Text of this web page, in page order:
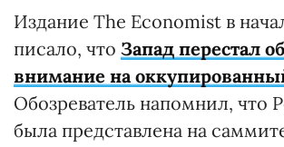
Издание The Economist в
писало, что Запад перестал
внимание на
Обозреватель напомнил, что
была представлена на